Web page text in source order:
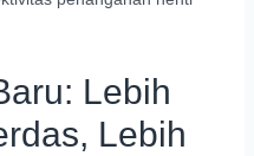
Lebih
Lebih